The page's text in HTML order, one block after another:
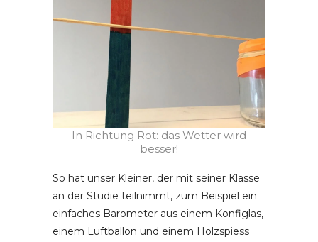
In Richtung Rot: das Wetter wird
besser!
So hat unser Kleiner, der mit seiner Klasse
an der Studie teilnimmt, zum Beispiel ein
einfaches Barometer aus einem Konfiglas,
einem Luftballon und einem Holzspiess